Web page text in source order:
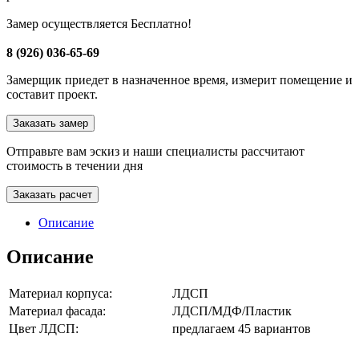
Замер осуществляется Бесплатно!
8 (926) 036-65-69
Замерщик приедет в назначенное время, измерит помещение и
составит проект.
Заказать замер
Отправьте вам эскиз и наши специалисты рассчитают
стоимость в течении дня
Заказать расчет
Описание
Описание
Материал корпуса:
ЛДСП
Материал фасада:
ЛДСП/МДФ/Пластик
Цвет ЛДСП:
предлагаем 45 вариантов